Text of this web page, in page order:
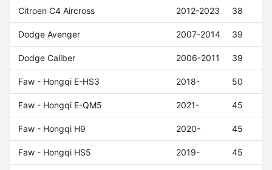
Citroen C4 Aircross 2012-2023 38
Dodge Avenger 2007-2014 39
Dodge Caliber 2006-2011 39
Faw - Hongqi E-HS3 2018- 50
Faw - Hongqi E-QM5 2021- 45
Faw - Hongqi H9 2020- 45
Faw - Hongqi HS5 2019- 45